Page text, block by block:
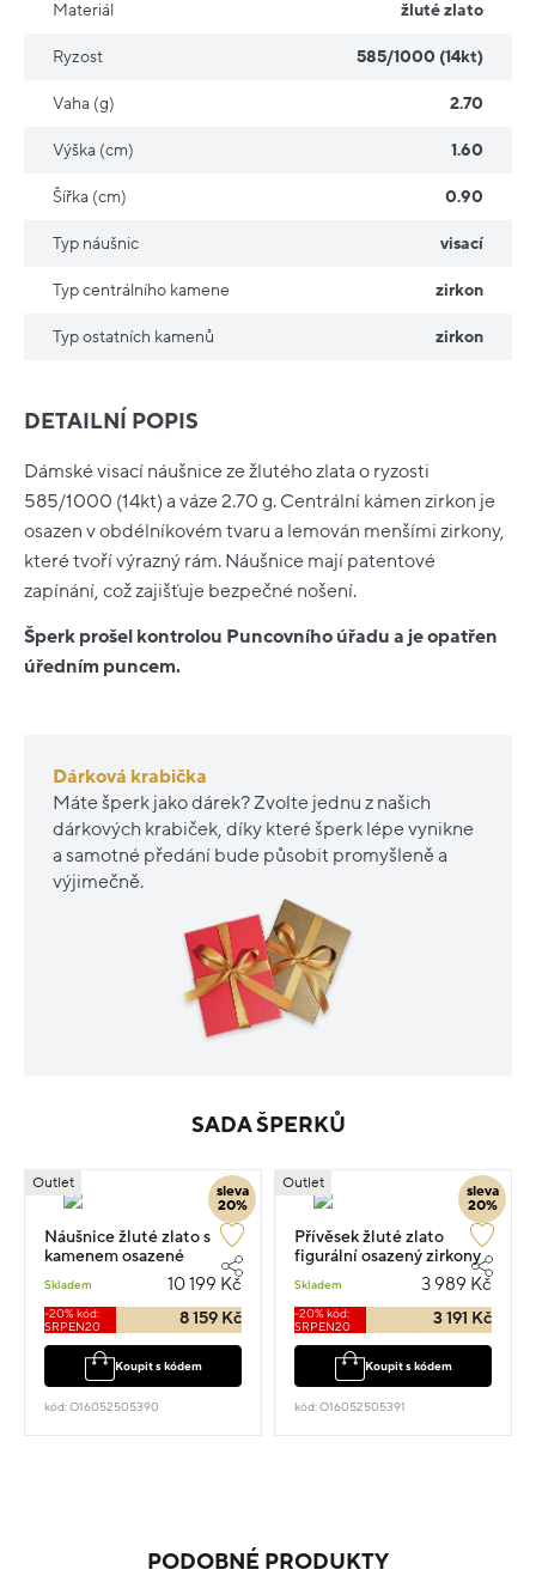
DETAILNÍ POPIS
Dámské visací náušnice ze žlutého zlata o ryzosti
585/1000 (14kt) a váze 2.70 g. Centrální kámen zirkon je
osazen v obdélníkovém tvaru a lemován menšími zirkony,
které tvoří výrazný rám. Náušnice mají patentové
zapínání, což zajišťuje bezpečné nošení.
Šperk prošel kontrolou Puncovního úřadu a je opatřen
úředním puncem.
Dárková krabička
Máte šperk jako dárek? Zvolte jednu z našich
dárkových krabiček, díky které šperk lépe vynikne
a samotné předání bude působit promyšleně a
výjimečně.
Materiál žluté zlato
Ryzost 585/1000 (14kt)
Vaha (g) 2.70
Výška (cm) 1.60
Šířka (cm) 0.90
Typ náušnic visací
Typ centrálního kamene zirkon
Typ ostatních kamenů zirkon
SADA ŠPERKŮ
sleva
20%
Outlet
Náušnice žluté zlato s
kamenem osazené
zirkony visací 1.6cm 2.7g
Skladem 10 199 Kč
-20% kód:
SRPEN20
8 159 Kč
Koupit s kódem
kód: O16052505390
sleva
20%
Outlet
Přívěsek žluté zlato
figurální osazený zirkony
Skladem 3 989 Kč
-20% kód:
SRPEN20
3 191 Kč
Koupit s kódem
kód: O16052505391
PODOBNÉ PRODUKTY